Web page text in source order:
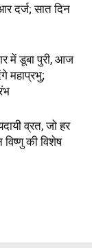
दर्ज; सात दिन
में डूबा पुरी, आज
महाप्रभु;
व्रत, जो हर
विष्णु की विशेष